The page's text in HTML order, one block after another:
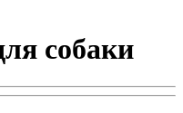
собаки